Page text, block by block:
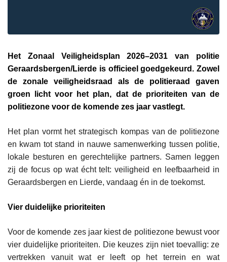
Het Zonaal Veiligheidsplan 2026–2031 van politie
Geraardsbergen/Lierde is officieel goedgekeurd. Zowel
de zonale veiligheidsraad als de politieraad gaven
groen licht voor het plan, dat de prioriteiten van de
politiezone voor de komende zes jaar vastlegt.
Het plan vormt het strategisch kompas van de politiezone
en kwam tot stand in nauwe samenwerking tussen politie,
lokale besturen en gerechtelijke partners. Samen leggen
zij de focus op wat écht telt: veiligheid en leefbaarheid in
Geraardsbergen en Lierde, vandaag én in de toekomst.
Vier duidelijke prioriteiten
Voor de komende zes jaar kiest de politiezone bewust voor
vier duidelijke prioriteiten. Die keuzes zijn niet toevallig: ze
vertrekken vanuit wat er leeft op het terrein en wat